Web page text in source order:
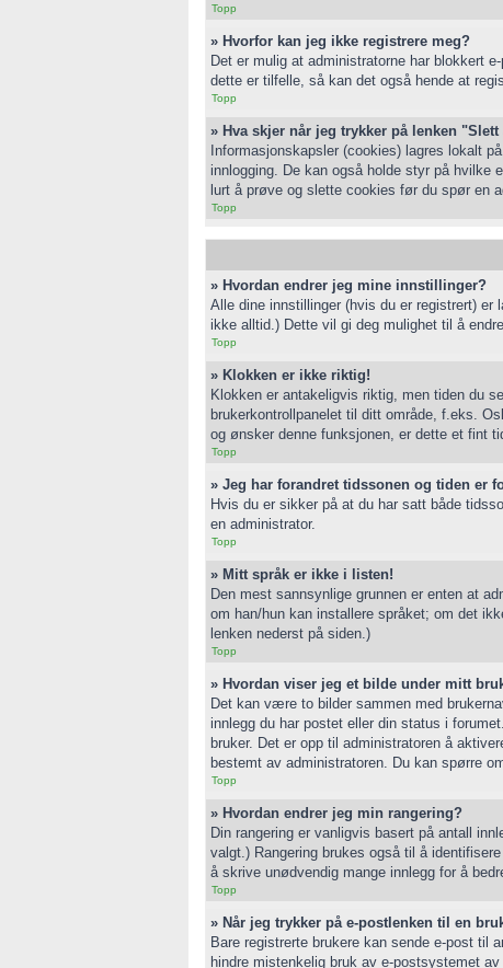
Topp
» Hvorfor kan jeg ikke registrere meg?
Det er mulig at administratorne har blokkert
dette er tilfelle, så kan det også hende at
Topp
» Hva skjer når jeg trykker på lenken
Informasjonskapsler (cookies) lagres lokalt
innlogging. De kan også holde styr på hvilke
lurt å prøve og slette cookies før du spør en
Topp
» Hvordan endrer jeg mine innstillinger?
Alle dine innstillinger (hvis du er registrert) er
ikke alltid.) Dette vil gi deg mulighet til å
Topp
» Klokken er ikke riktig!
Klokken er antakeligvis riktig, men tiden du
brukerkontrollpanelet til ditt område, f.eks.
og ønsker denne funksjonen, er dette et fint
Topp
» Jeg har forandret tidssonen og tiden er
Hvis du er sikker på at du har satt både
en administrator.
Topp
» Mitt språk er ikke i listen!
Den mest sannsynlige grunnen er enten at
om han/hun kan installere språket; om det
lenken nederst på siden.)
Topp
» Hvordan viser jeg et bilde under mitt
Det kan være to bilder sammen med
innlegg du har postet eller din status i
bruker. Det er opp til administratoren å
bestemt av administratoren. Du kan spørre
Topp
» Hvordan endrer jeg min rangering?
Din rangering er vanligvis basert på antall
valgt.) Rangering brukes også til å
å skrive unødvendig mange innlegg for å
Topp
» Når jeg trykker på e-postlenken til en
Bare registrerte brukere kan sende e-post til
hindre mistenkelig bruk av e-postsystemet